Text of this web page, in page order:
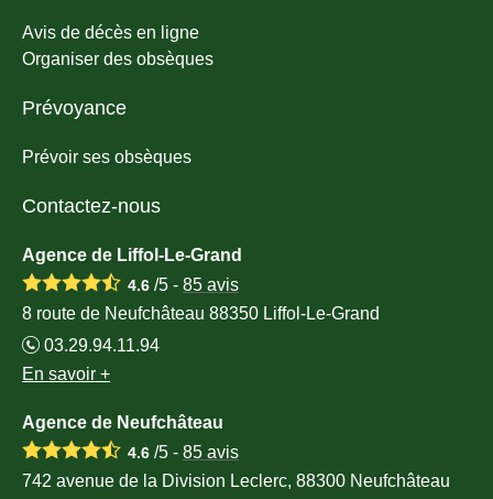
Avis de décès en ligne
Organiser des obsèques
Prévoyance
Prévoir ses obsèques
Contactez-nous
Agence de Liffol-Le-Grand
4.6 /5 - 85 avis
8 route de Neufchâteau 88350 Liffol-Le-Grand
03.29.94.11.94
En savoir +
Agence de Neufchâteau
4.6 /5 - 85 avis
742 avenue de la Division Leclerc, 88300 Neufchâteau